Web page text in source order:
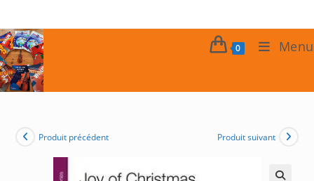
to
content
0 Menu
Produit précédent Produit suivant